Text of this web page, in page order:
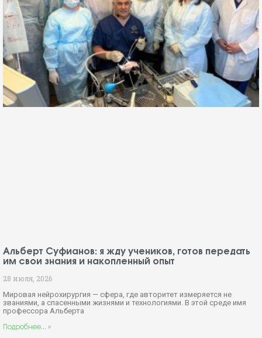
Альберт Суфианов: я жду учеников, готов передать
им свои знания и накопленный опыт
28 июля, 2026
Мировая нейрохирургия — сфера, где авторитет измеряется не
званиями, а спасенными жизнями и технологиями. В этой среде имя
профессора Альберта
Подробнее... »